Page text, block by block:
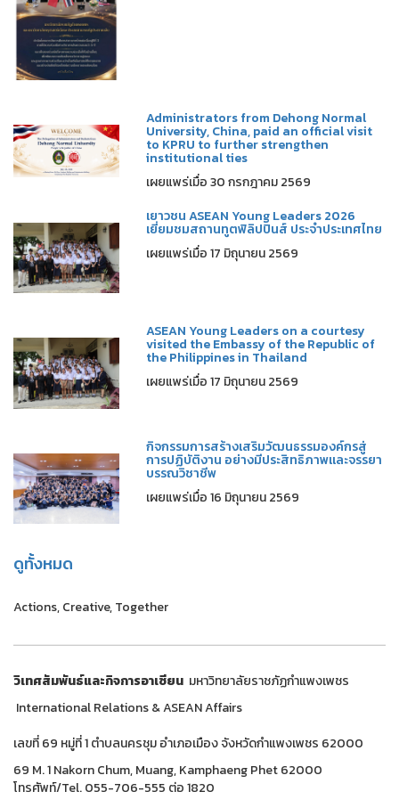
Administrators from Dehong Normal
University, China, paid an official visit
to KPRU to further strengthen
institutional ties
เผยแพร่เมื่อ 30 กรกฎาคม 2569
เยาวชน ASEAN Young Leaders 2026
เยี่ยมชมสถานทูตฟิลิปปินส์ ประจำประเทศไทย
เผยแพร่เมื่อ 17 มิถุนายน 2569
ASEAN Young Leaders on a courtesy
visited the Embassy of the Republic of
the Philippines in Thailand
เผยแพร่เมื่อ 17 มิถุนายน 2569
กิจกรรมการสร้างเสริมวัฒนธรรมองค์กรสู่
การปฏิบัติงาน อย่างมีประสิทธิภาพและจรรยา
บรรณวิชาชีพ
เผยแพร่เมื่อ 16 มิถุนายน 2569
ดูทั้งหมด
Actions, Creative, Together
วิเทศสัมพันธ์และกิจการอาเซียน มหาวิทยาลัยราชภัฏกำแพงเพชร
International Relations & ASEAN Affairs
เลขที่ 69 หมู่ที่ 1 ตำบลนครชุม อำเภอเมือง จังหวัดกำแพงเพชร 62000
69 M. 1 Nakorn Chum, Muang, Kamphaeng Phet 62000
โทรศัพท์/Tel. 055-706-555 ต่อ 1820